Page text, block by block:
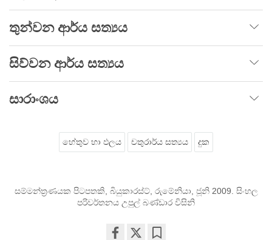
තුන්වන ආර්ය සත්‍යය
සිව්වන ආර්ය සත්‍යය
සාරාංශය
හේතුව හා ඵලය චතුරාර්ය සත්‍යය දුක
සම්මන්ත්‍රණයක පිටපතකි, බියුකාරස්ට්, රුමේනියා, ජූනි 2009. සිංහල
පරිවර්තනය උපුල් බණ්ඩාර විසිනි